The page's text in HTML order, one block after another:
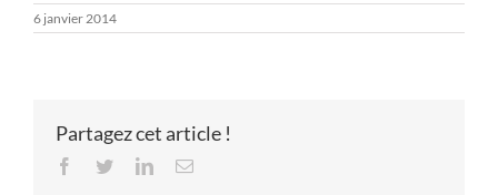
6 janvier 2014
Partagez cet article !
Facebook
TwitterLinkedInEmail